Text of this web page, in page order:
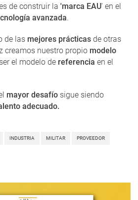
de construir la 'marca EAU' en el
avanzada.
de las mejores prácticas de otras
creamos nuestro propio modelo
el modelo de referencia en el
mayor desafío sigue siendo
adecuado.
INDUSTRIA MILITAR PROVEEDOR